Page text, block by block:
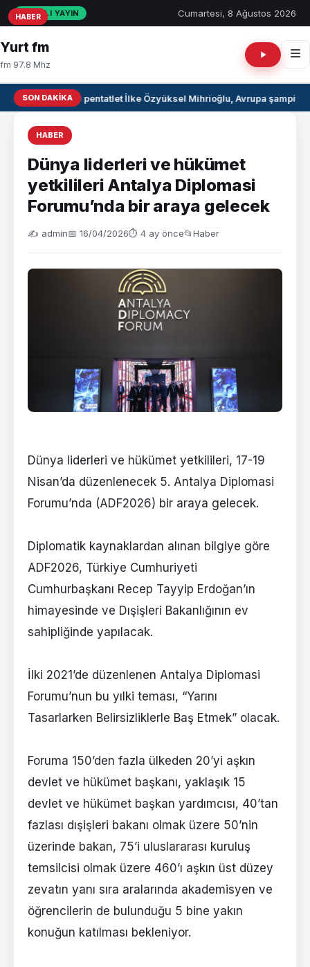
CANLI YAYIN Cumartesi, 8 Ağustos 2026
Yurt fm
fm 97.8 Mhz
SON DAKIKAMilli pentatlet İlke Özyüksel Mihrioğlu, Avrupa
HABER
Dünya liderleri ve hükümet
yetkilileri Antalya Diplomasi
Forumu’nda bir araya gelecek
✍️ admin📅 16/04/2026⏱ 4 ay önce📂Haber
Dünya liderleri ve hükümet yetkilileri, 17-19
Nisan’da düzenlenecek 5. Antalya Diplomasi
Forumu’nda (ADF2026) bir araya gelecek.
Diplomatik kaynaklardan alınan bilgiye göre
ADF2026, Türkiye Cumhuriyeti
Cumhurbaşkanı Recep Tayyip Erdoğan’ın
himayesinde ve Dışişleri Bakanlığının ev
sahipliğinde yapılacak.
İlki 2021’de düzenlenen Antalya Diplomasi
Forumu’nun bu yılki teması, “Yarını
Tasarlarken Belirsizliklerle Baş Etmek” olacak.
Foruma 150’den fazla ülkeden 20’yi aşkın
devlet ve hükümet başkanı, yaklaşık 15
devlet ve hükümet başkan yardımcısı, 40’tan
fazlası dışişleri bakanı olmak üzere 50’nin
üzerinde bakan, 75’i uluslararası kuruluş
temsilcisi olmak üzere 460’ı aşkın üst düzey
zevatın yanı sıra aralarında akademisyen ve
öğrencilerin de bulunduğu 5 bine yakın
konuğun katılması bekleniyor.
HABER
HABER
HABER